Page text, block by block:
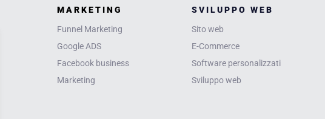
MARKETING
Funnel Marketing
Google ADS
Facebook business
Marketing
SVILUPPO WEB
Sito web
E-Commerce
Software personalizzati
Sviluppo web